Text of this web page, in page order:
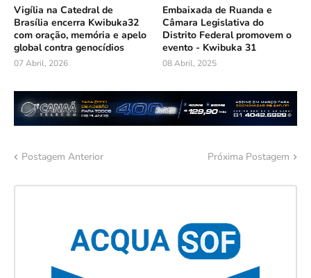
Vigília na Catedral de
Brasília encerra Kwibuka32
com oração, memória e apelo
global contra genocídios
07 Abril, 2026
Embaixada de Ruanda e
Câmara Legislativa do
Distrito Federal promovem o
evento - Kwibuka 31
08 Abril, 2025
Postagem Anterior Próxima Postagem